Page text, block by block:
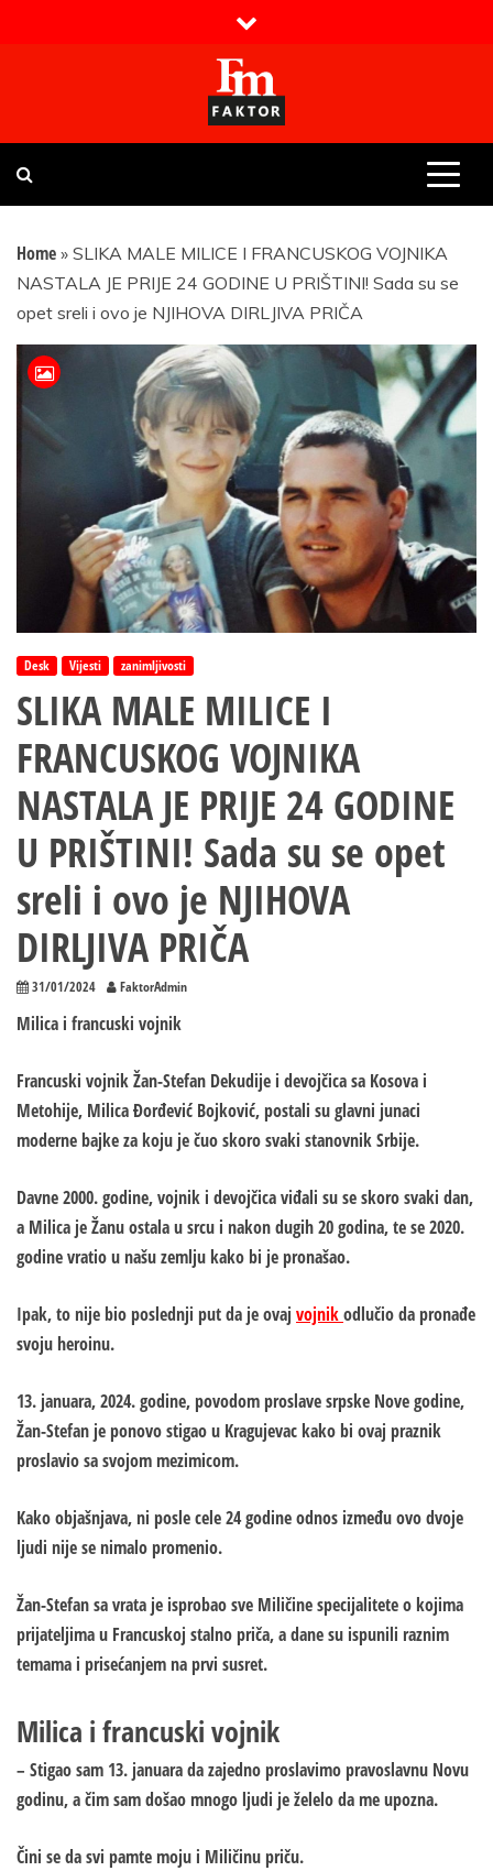
Faktor magazin
Uvijek presudan
Home » SLIKA MALE MILICE I FRANCUSKOG VOJNIKA
NASTALA JE PRIJE 24 GODINE U PRIŠTINI! Sada su se
opet sreli i ovo je NJIHOVA DIRLJIVA PRIČA
Desk Vijesti zanimljivosti
SLIKA MALE MILICE I
FRANCUSKOG VOJNIKA
NASTALA JE PRIJE 24 GODINE
U PRIŠTINI! Sada su se opet
sreli i ovo je NJIHOVA
DIRLJIVA PRIČA
31/01/2024 FaktorAdmin
Milica i francuski vojnik
Francuski vojnik Žan-Stefan Dekudije i devojčica sa Kosova i
Metohije, Milica Đorđević Bojković, postali su glavni junaci
moderne bajke za koju je čuo skoro svaki stanovnik Srbije.
Davne 2000. godine, vojnik i devojčica viđali su se skoro svaki dan,
a Milica je Žanu ostala u srcu i nakon dugih 20 godina, te se 2020.
godine vratio u našu zemlju kako bi je pronašao.
Ipak, to nije bio poslednji put da je ovaj vojnikodlučio da pronađe
svoju heroinu.
13. januara, 2024. godine, povodom proslave srpske Nove godine,
Žan-Stefan je ponovo stigao u Kragujevac kako bi ovaj praznik
proslavio sa svojom mezimicom.
Kako objašnjava, ni posle cele 24 godine odnos između ovo dvoje
ljudi nije se nimalo promenio.
Žan-Stefan sa vrata je isprobao sve Miličine specijalitete o kojima
prijateljima u Francuskoj stalno priča, a dane su ispunili raznim
temama i prisećanjem na prvi susret.
Milica i francuski vojnik
– Stigao sam 13. januara da zajedno proslavimo pravoslavnu Novu
godinu, a čim sam došao mnogo ljudi je želelo da me upozna.
Čini se da svi pamte moju i Miličinu priču.